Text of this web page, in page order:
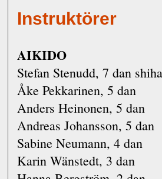
Instruktörer
AIKIDO
Stefan Stenudd, 7 dan
Åke Pekkarinen, 5 dan
Anders Heinonen, 5 dan
Andreas Johansson, 5 dan
Sabine Neumann, 4 dan
Karin Wänstedt, 3 dan